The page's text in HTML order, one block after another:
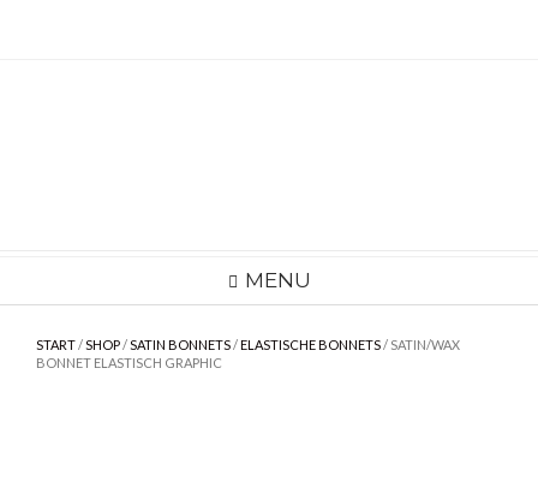
MENU
START/SHOP/SATIN BONNETS/ELASTISCHE BONNETS/ SATIN/WAX
BONNET ELASTISCH GRAPHIC